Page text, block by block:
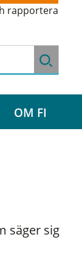
rapportera
OM FI
säger sig